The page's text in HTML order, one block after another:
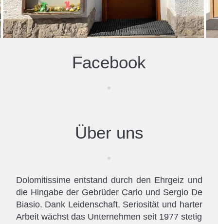
Facebook
Über uns
Dolomitissime entstand durch den Ehrgeiz und
die Hingabe der Gebrüder Carlo und Sergio De
Biasio. Dank Leidenschaft, Seriosität und harter
Arbeit wächst das Unternehmen seit 1977 stetig